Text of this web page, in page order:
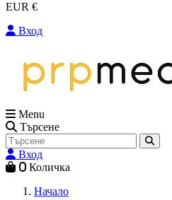
EUR €
Вход
Menu
Търсене
Вход
0 Количка
Начало